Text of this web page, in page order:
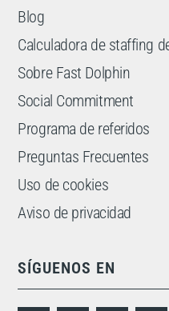
Blog
Calculadora de staffing
Sobre Fast Dolphin
Social Commitment
Programa de referidos
Preguntas Frecuentes
Uso de cookies
Aviso de privacidad
SÍGUENOS EN